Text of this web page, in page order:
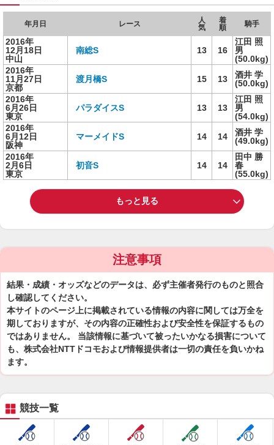
年月日 レース
人
気
着
順
騎手
2016年
12月18日
中山
南総S 13 16
江田 照
男
(50.0kg)
2016年
11月27日
京都
渡月橋S 15 13
酒井 学
(50.0kg)
2016年
6月26日
東京
パラダイスS 13 13
江田 照
男
(54.0kg)
2016年
6月12日
阪神
マーメイドS 14 14
酒井 学
(49.0kg)
2016年
2月6日
東京
初音S 14 14
田中 勝
春
(55.0kg)
もっと見る
注意事項
結果・成績・オッズなどのデータは、必ず主催者発行のものと照合
し確認してください。
本サイトのページ上に掲載されている情報の内容に関しては万全を
期しておりますが、その内容の正確性および安全性を保証するもの
ではありません。 当該情報に基づいて被ったいかなる損害について
も、株式会社NTTドコモおよび情報提供者は一切の責任を負いかね
ます。
競技一覧